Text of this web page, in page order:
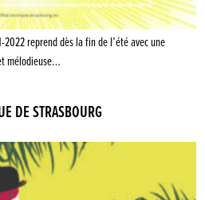
2022 reprend dès la fin de l’été avec une
mélodieuse…
DE STRASBOURG